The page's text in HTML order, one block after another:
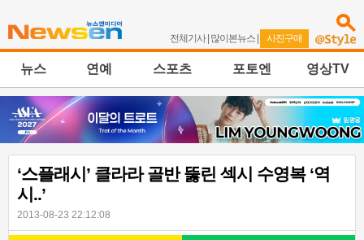
전체기사| 많이본뉴스 | 사진구매
뉴스 연예 스포츠 포토엔 영상TV
‘스플래시’ 클라라 골반 뚫린 섹시 수영복 ‘역
시..’
2013-08-23 22:12:08